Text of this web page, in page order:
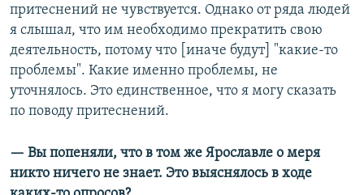
притеснений не чувствуется. Однако от ряда людей
я слышал, что им необходимо прекратить свою
деятельность, потому что [иначе будут] "какие-то
проблемы". Какие именно проблемы, не
уточнялось. Это единственное, что я могу сказать
по поводу притеснений.
— Вы попеняли, что в том же Ярославле о меря
никто ничего не знает. Это выяснялось в ходе